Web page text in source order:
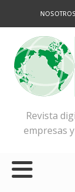
NOSOTROS
Revista
empresas